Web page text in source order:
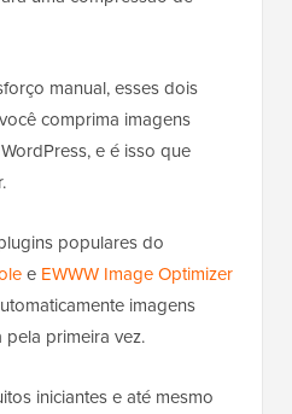
manual, esses dois
comprima imagens
e é isso que
populares do
e EWWW Image Optimizer
imagens
primeira vez.
iniciantes e até mesmo